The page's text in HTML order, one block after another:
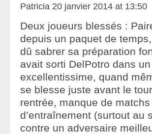
Patricia 20 janvier 2014 at 13:50
Deux joueurs blessés :
depuis un paquet de
dû sabrer sa préparation
avait sorti DelPotro dans
excellentissime, quand
se blesse juste avant le
rentrée, manque de
d’entraînement (surtout au
contre un adversaire